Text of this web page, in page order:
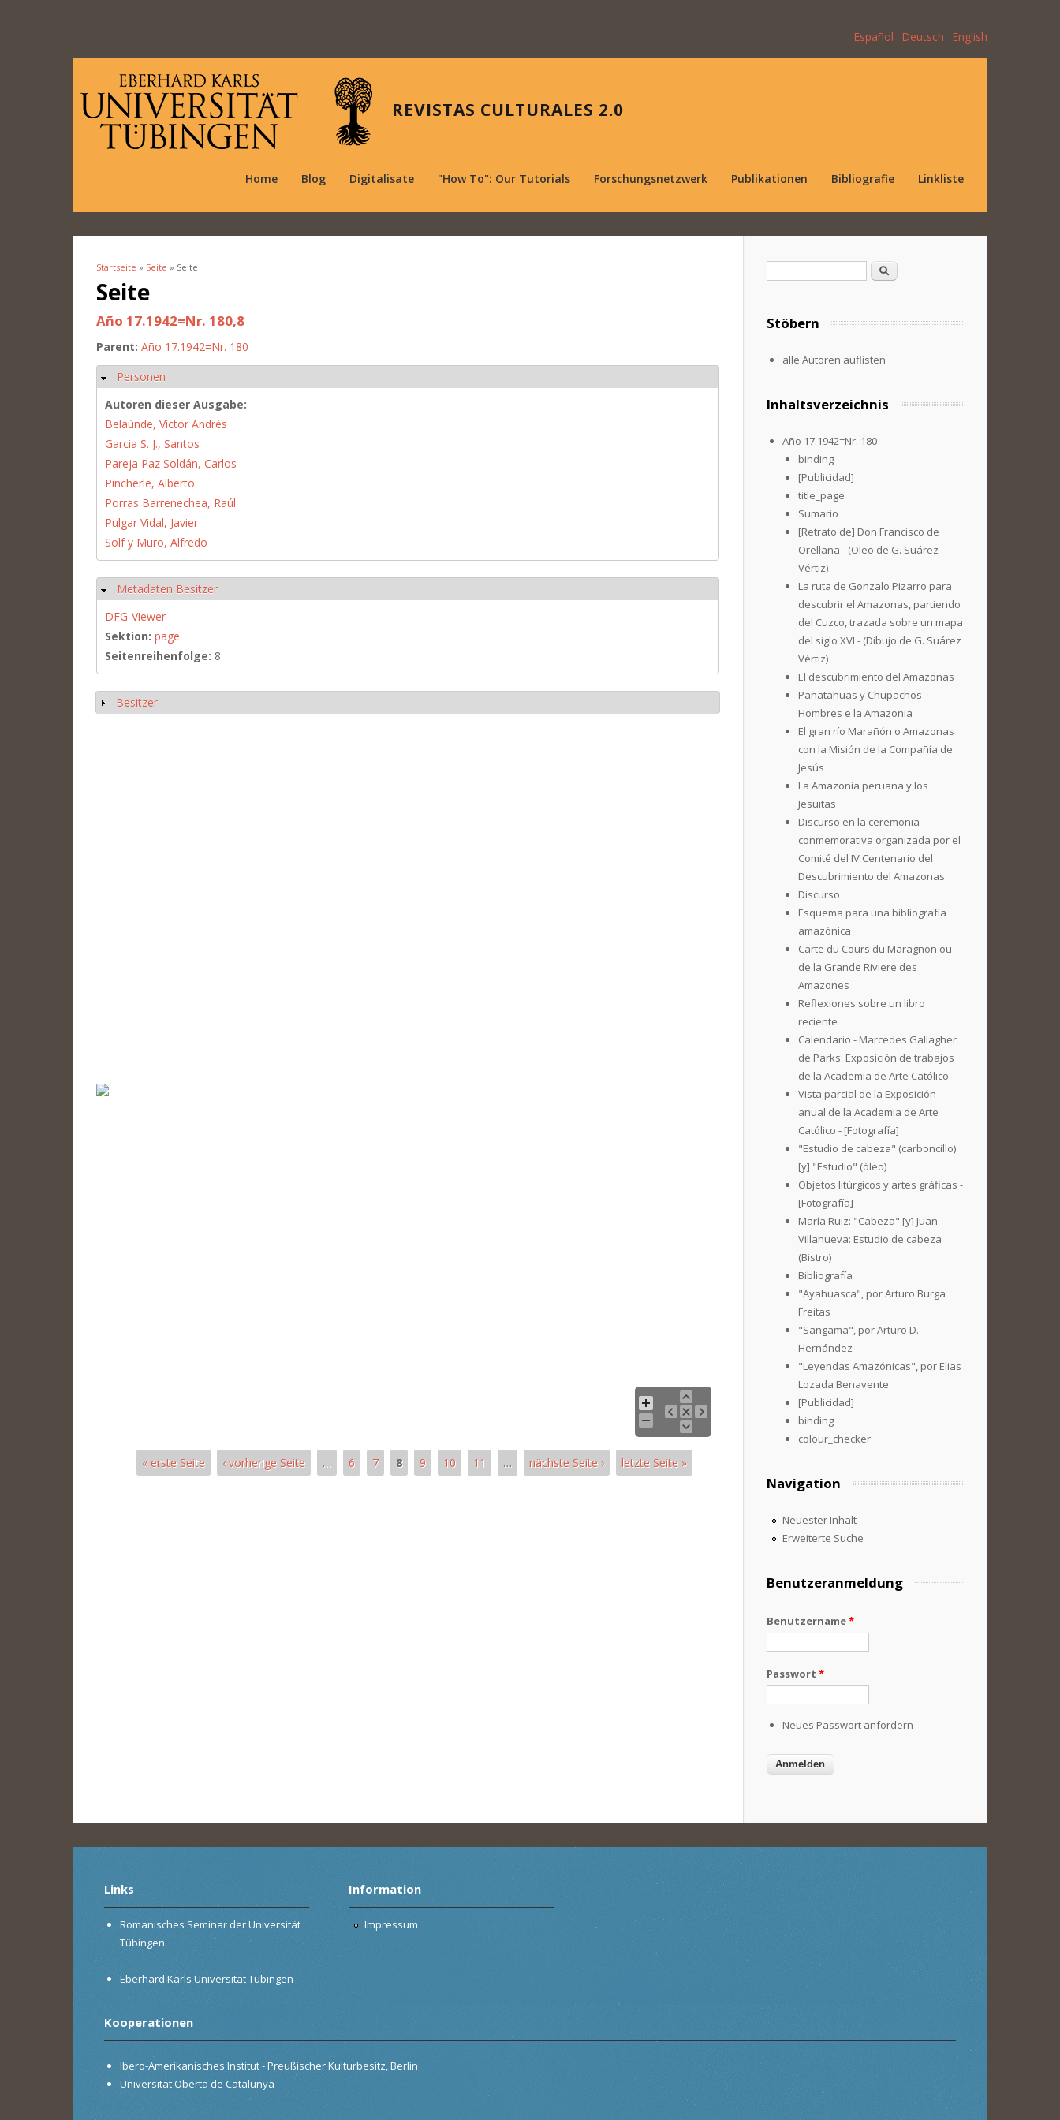
Español Deutsch English
REVISTAS CULTURALES 2.0
Home Blog Digitalisate "How To": Our Tutorials Forschungsnetzwerk Publikationen Bibliografie Linkliste
Sie sind hier
Startseite » Seite » Seite
Seite
Año 17.1942=Nr. 180,8
Parent: Año 17.1942=Nr. 180
Ausblenden
Personen
Autoren dieser Ausgabe:
Belaúnde, Víctor Andrés
Garcia S. J., Santos
Pareja Paz Soldán, Carlos
Pincherle, Alberto
Porras Barrenechea, Raúl
Pulgar Vidal, Javier
Solf y Muro, Alfredo
Ausblenden
Metadaten Besitzer
DFG-Viewer
Sektion: page
Seitenreihenfolge: 8
Anzeigen
Besitzer
« erste Seite ‹ vorherige Seite … 6 7 8 9 10 11 … nächste Seite › letzte Seite »
Suche
Stöbern
alle Autoren auflisten
Inhaltsverzeichnis
Año 17.1942=Nr. 180
binding
[Publicidad]
title_page
Sumario
[Retrato de] Don Francisco de
Orellana - (Oleo de G. Suárez
Vértiz)
La ruta de Gonzalo Pizarro para
descubrir el Amazonas, partiendo
del Cuzco, trazada sobre un mapa
del siglo XVI - (Dibujo de G. Suárez
Vértiz)
El descubrimiento del Amazonas
Panatahuas y Chupachos -
Hombres e la Amazonia
El gran río Marañón o Amazonas
con la Misión de la Compañía de
Jesús
La Amazonia peruana y los
Jesuitas
Discurso en la ceremonia
conmemorativa organizada por el
Comité del IV Centenario del
Descubrimiento del Amazonas
Discurso
Esquema para una bibliografía
amazónica
Carte du Cours du Maragnon ou
de la Grande Riviere des
Amazones
Reflexiones sobre un libro
reciente
Calendario - Marcedes Gallagher
de Parks: Exposición de trabajos
de la Academia de Arte Católico
Vista parcial de la Exposición
anual de la Academia de Arte
Católico - [Fotografía]
"Estudio de cabeza" (carboncillo)
[y] "Estudio" (óleo)
Objetos litúrgicos y artes gráficas -
[Fotografía]
María Ruiz: "Cabeza" [y] Juan
Villanueva: Estudio de cabeza
(Bistro)
Bibliografía
"Ayahuasca", por Arturo Burga
Freitas
"Sangama", por Arturo D.
Hernández
"Leyendas Amazónicas", por Elias
Lozada Benavente
[Publicidad]
binding
colour_checker
Navigation
Neuester Inhalt
Erweiterte Suche
Benutzeranmeldung
Benutzername*
Passwort *
Neues Passwort anfordern
Links
Romanisches Seminar der Universität
Tübingen
Eberhard Karls Universität Tübingen
Information
Impressum
Kooperationen
Ibero-Amerikanisches Institut - Preußischer Kulturbesitz, Berlin
Universitat Oberta de Catalunya